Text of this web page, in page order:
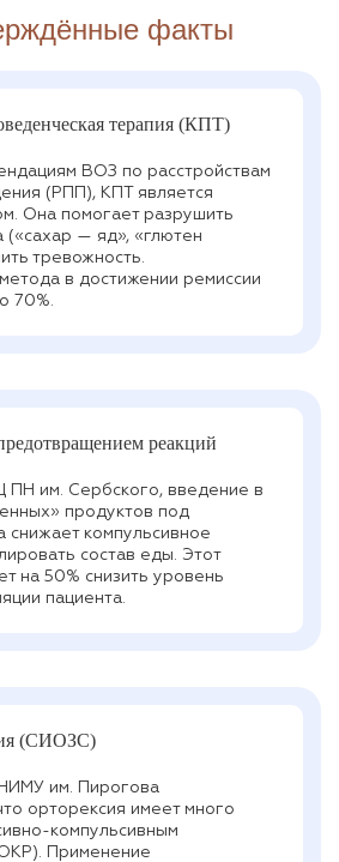
факты
терапия (КПТ)
ВОЗ по расстройствам
(РПП), КПТ является
Она помогает разрушить
(«сахар — яд», «глютен
тревожность.
в достижении ремиссии
70%.
реакций
им. Сербского, введение в
продуктов под
снижает компульсивное
состав еды. Этот
на 50% снизить уровень
пациента.
(СИОЗС)
им. Пирогова
орторексия имеет много
компульсивным
Применение